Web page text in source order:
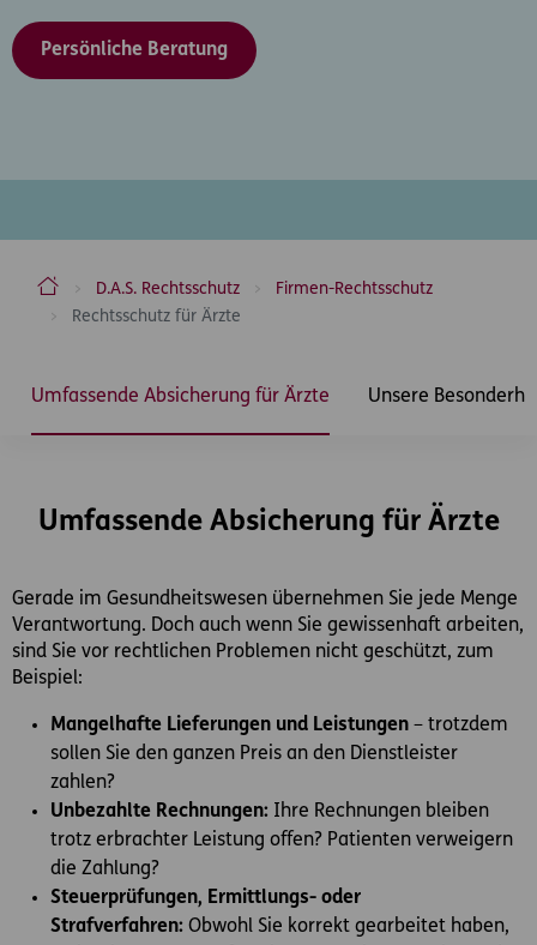
Persönliche Beratung
ERGO Versicherung Aktiengesellschaft
D.A.S. Rechtsschutz
Firmen-Rechtsschutz
Rechtsschutz für Ärzte
Umfassende Absicherung für Ärzte
Unsere
Umfassende Absicherung für Ärzte
Gerade im Gesundheitswesen übernehmen Sie jede Menge
Verantwortung. Doch auch wenn Sie gewissenhaft arbeiten,
sind Sie vor rechtlichen Problemen nicht geschützt, zum
Beispiel:
Mangelhafte Lieferungen und Leistungen – trotzdem
sollen Sie den ganzen Preis an den Dienstleister
zahlen?
Unbezahlte Rechnungen: Ihre Rechnungen bleiben
trotz erbrachter Leistung offen? Patienten verweigern
die Zahlung?
Steuerprüfungen, Ermittlungs- oder
Strafverfahren: Obwohl Sie korrekt gearbeitet haben,